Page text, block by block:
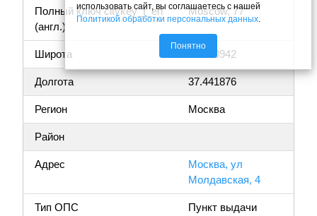
Полный ключ citykey_f_en
(англ.)
Moscow, 77
Широта 55.730942
Долгота 37.441876
Регион Москва
Район
Адрес
Москва, ул
Молдавская, 4
Тип ОПС
Пункт выдачи
использовать сайт, вы соглашаетесь с нашей
Политикой обработки персональных данных
Понятно